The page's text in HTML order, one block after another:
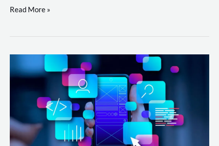
Por
migrar
de
a
AWS?
Read More »